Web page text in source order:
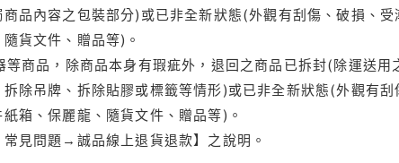
品內容之包裝部分)或已非全新狀態(外觀有刮傷、破損、
貨文件、贈品等)。
等商品，除商品本身有瑕疵外，退回之商品已拆封(除運送
除吊牌、拆除貼膠或標籤等情形)或已非全新狀態(外觀有
箱、保麗龍、隨貨文件、贈品等)。
見問題→誠品線上退貨退款】之說明。